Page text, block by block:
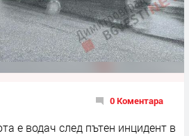
0 Коментара
е водач след пътен инцидент в